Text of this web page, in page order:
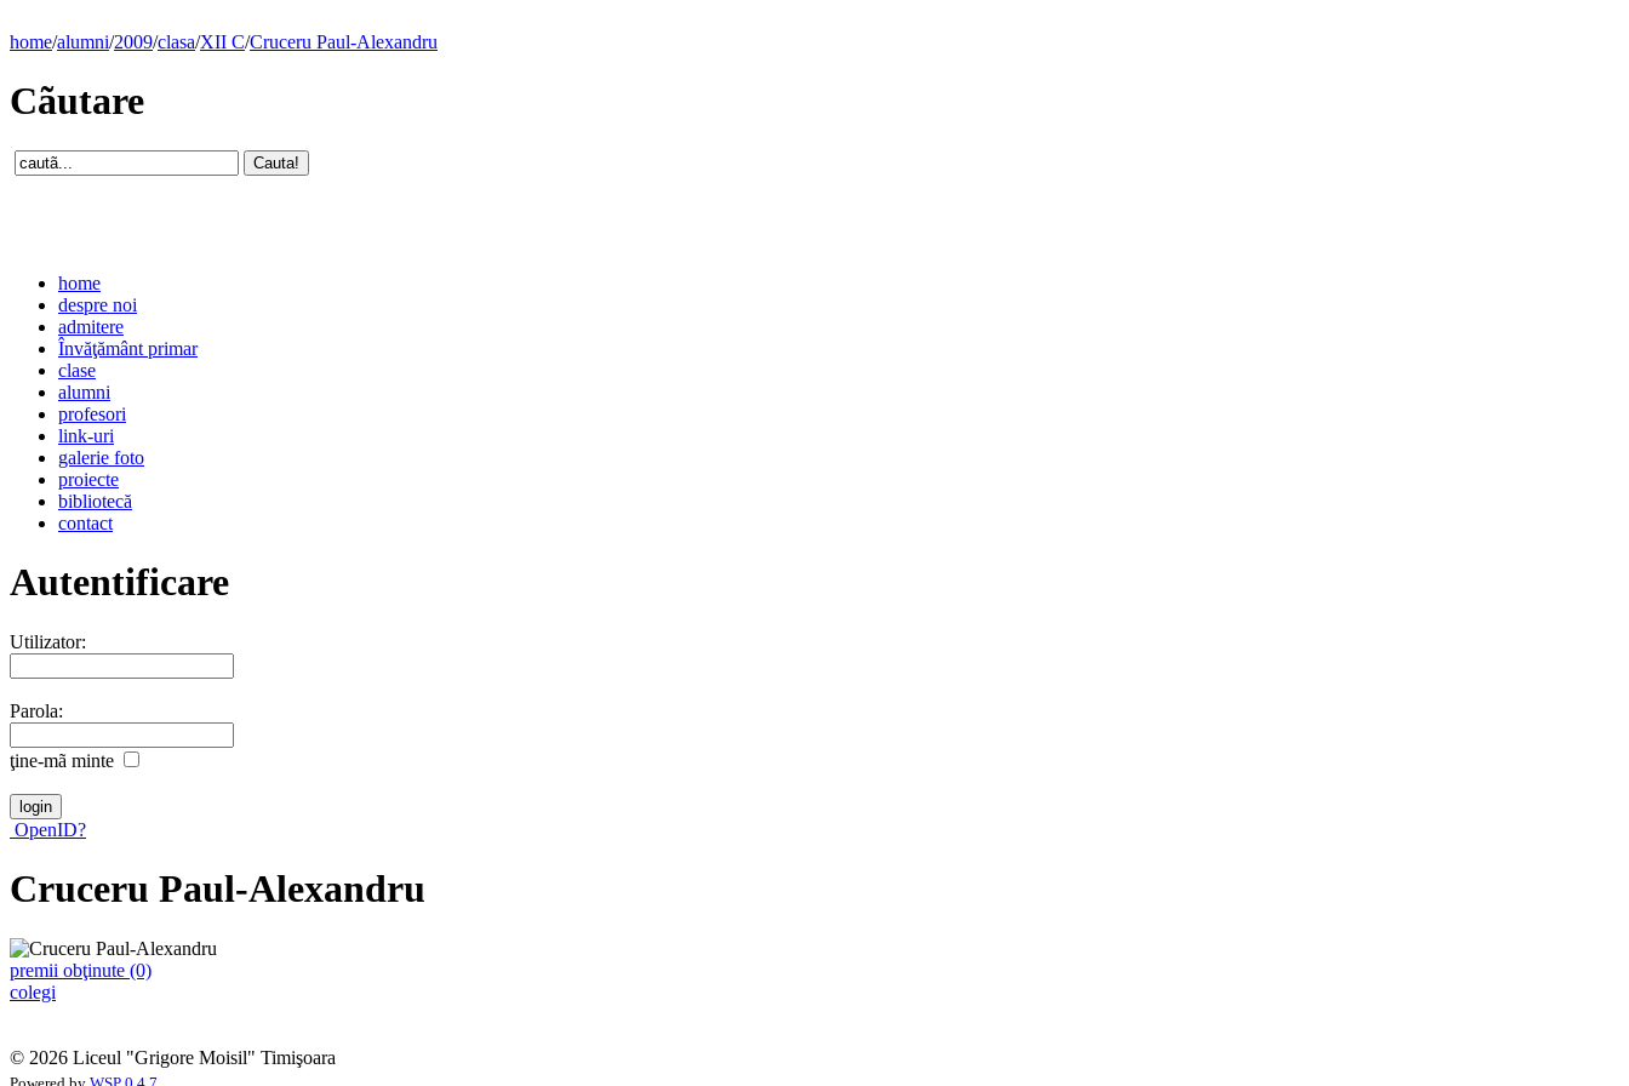
home/alumni/2009/clasa/XII C/Cruceru Paul-Alexandru
Cãutare
home
despre noi
admitere
Învăţământ primar
clase
alumni
profesori
link-uri
galerie foto
proiecte
bibliotecă
contact
Autentificare
Utilizator:
Parola:
ţine-mã minte
OpenID?
Cruceru Paul-Alexandru
premii obţinute (0)
colegi
© 2026 Liceul "Grigore Moisil" Timişoara